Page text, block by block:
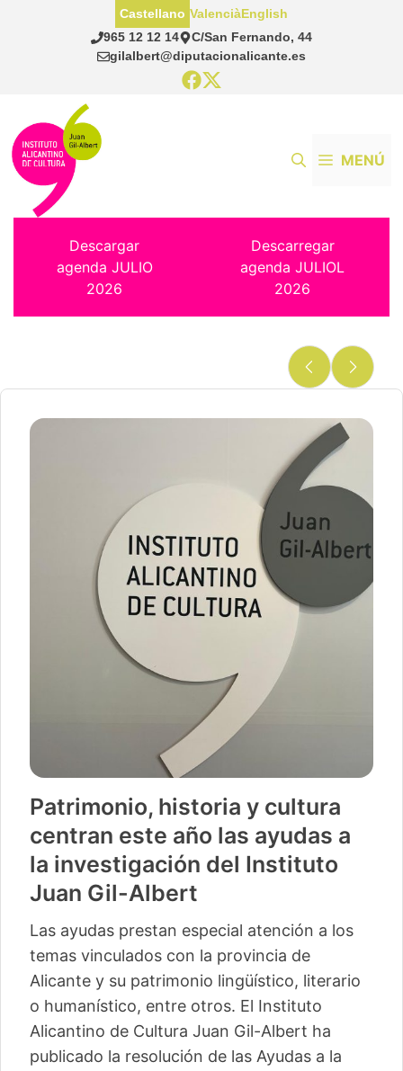
965 12 12 14
C/San Fernando, 44
gilalbert@diputacionalicante.es
Castellano ValenciàEnglish
MENÚ
Descargar
agenda JULIO
2026
Descarregar
agenda JULIOL
2026
Patrimonio, historia y cultura
centran este año las ayudas a
la investigación del Instituto
Juan Gil-Albert
Las ayudas prestan especial atención a los
temas vinculados con la provincia de
Alicante y su patrimonio lingüístico, literario
o humanístico, entre otros. El Instituto
Alicantino de Cultura Juan Gil-Albert ha
publicado la resolución de las Ayudas a la